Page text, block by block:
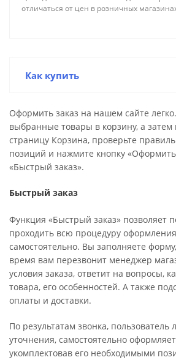
отличаться от цен в розничных
Как купить
Оформить заказ на нашем сайте
выбранные товары в корзину, а затем
страницу Корзина, проверьте
позиций и нажмите кнопку «Оформить
«Быстрый заказ».
Быстрый заказ
Функция «Быстрый заказ» позволяет
проходить всю процедуру оформления
самостоятельно. Вы заполняете
время вам перезвонит менеджер
условия заказа, ответит на вопросы,
товара, его особенностей. А также
оплаты и доставки.
По результатам звонка, пользователь
уточнения, самостоятельно оформляет
укомплектовав его необходимыми